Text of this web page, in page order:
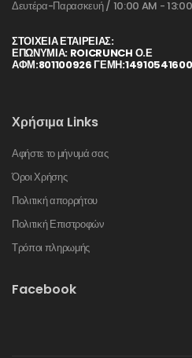
Δευτέρα-Παρασκευή / 10:00 AM -
ΣΤΟΙΧΕΊΑ ΕΤΑΙΡΕΊΑΣ:
ΕΠΩΝΥΜΙΑ: ROICRUNCH Ο.Ε
ΑΦΜ:801100926 ΓΕΜΗ:14910541600
Χρήσιμα Links
Αφήστε το μήνυμά σας
Όροι Χρήσης
Πολιτική απορρήτου
Πολιτική Επιστροφών
Τρόποι πληρωμής
Facebook